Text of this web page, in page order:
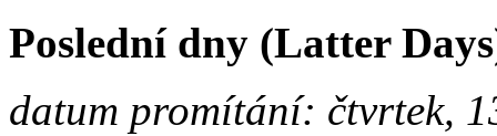
Poslední dny (Latter
datum promítání: čtvrtek,